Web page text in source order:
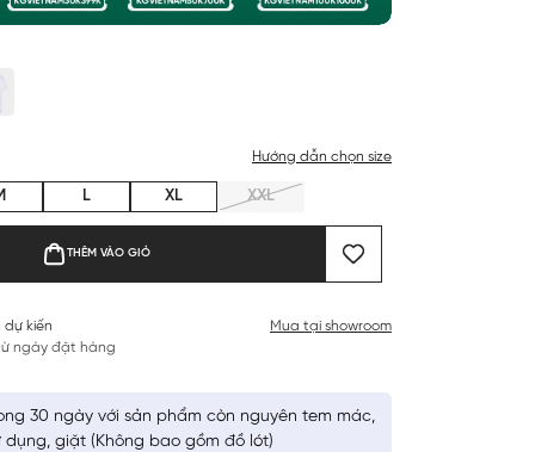
Hướng dẫn chọn size
L XL XXL
THÊM VÀO GIỎ
dự kiến
ngày đặt hàng
Mua tại showroom
30 ngày với sản phẩm còn nguyên tem mác,
dụng, giặt (Không bao gồm đồ lót)